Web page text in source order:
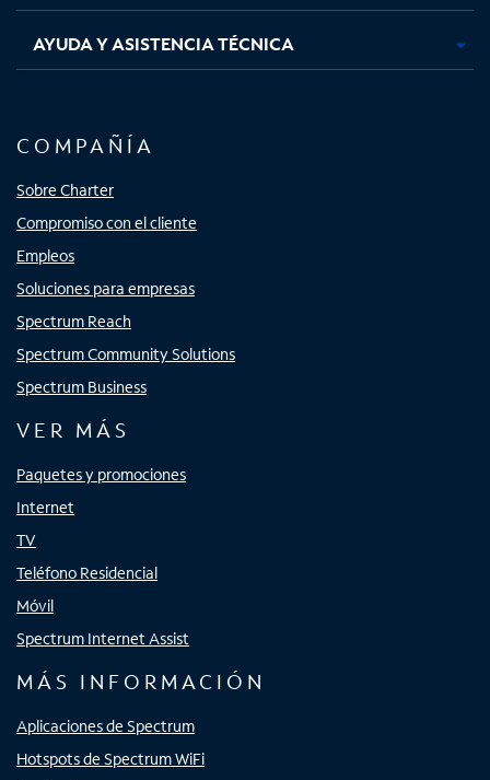
AYUDA Y ASISTENCIA TÉCNICA
COMPAÑÍA
Sobre Charter
Compromiso con el cliente
Empleos
Soluciones para empresas
Spectrum Reach
Spectrum Community Solutions
Spectrum Business
VER MÁS
Paquetes y promociones
Internet
TV
Teléfono Residencial
Móvil
Spectrum Internet Assist
MÁS INFORMACIÓN
Aplicaciones de Spectrum
Hotspots de Spectrum WiFi